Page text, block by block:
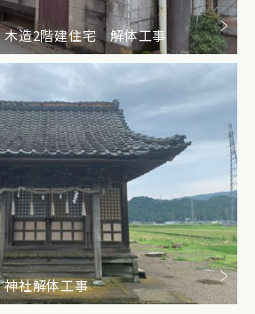
造2階建住宅 解体工事
社解体工事